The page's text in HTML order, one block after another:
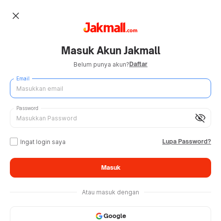
close
Masuk Akun Jakmall
Belum punya akun?Daftar
Email
visibility_off
Password
Ingat login saya Lupa Password?
Masuk
Atau masuk dengan
Google